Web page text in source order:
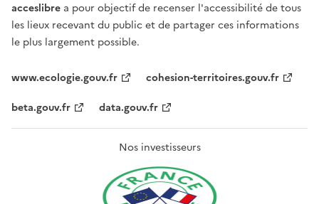
acceslibre a pour objectif de recenser l'accessibilité de tous
les lieux recevant du public et de partager ces informations
le plus largement possible.
www.ecologie.gouv.fr
cohesion-territoires.gouv.fr
beta.gouv.fr
data.gouv.fr
Nos investisseurs